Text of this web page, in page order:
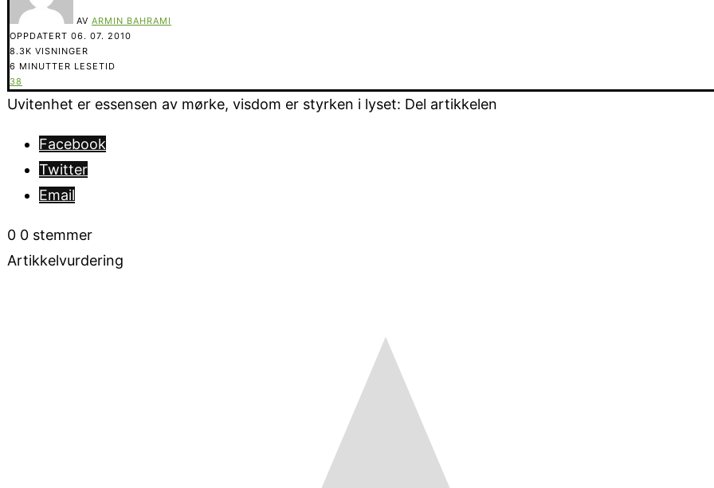
AV ARMIN BAHRAMI
OPPDATERT 06. 07. 2010
8.3K VISNINGER
6 MINUTTER LESETID
38
Uvitenhet er essensen av mørke, visdom er styrken i lyset: Del artikkelen
Facebook
Twitter
Email
0 0 stemmer
Artikkelvurdering